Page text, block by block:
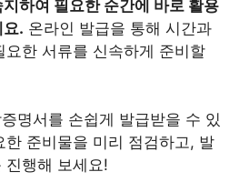
하여 필요한 순간에 바로 활용
요. 온라인 발급을 통해 시간과
요한 서류를 신속하게 준비할
명서를 손쉽게 발급받을 수 있
한 준비물을 미리 점검하고, 발
진행해 보세요!